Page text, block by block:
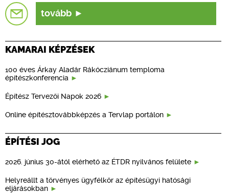
tovább
KAMARAI KÉPZÉSEK
100 éves Árkay Aladár Rákócziánum temploma
építészkonferencia
Építész Tervezői Napok 2026
Online építésztovábbképzés a Tervlap portálon
ÉPÍTÉSI JOG
2026. június 30-ától elérhető az ÉTDR nyilvános felülete
Helyreállt a törvényes ügyfélkör az építésügyi hatósági
eljárásokban